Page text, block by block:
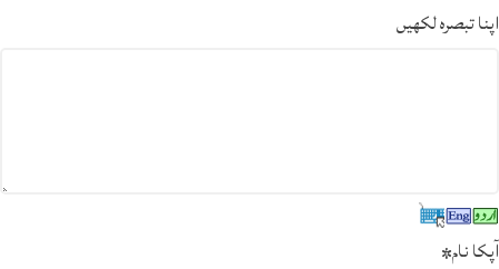
اپنا تبصرہ لکھیں
آپکا نام*